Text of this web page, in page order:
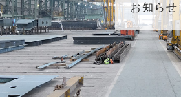
お知らせ